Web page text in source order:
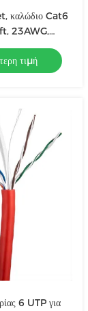
καλώδιο Cat6
23AWG,
τιμή
6 UTP για